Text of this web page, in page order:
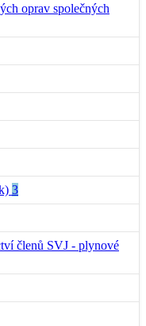
oprav společných
3
členů SVJ - plynové